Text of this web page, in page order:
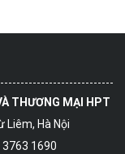
THƯƠNG MẠI HPT
Liêm, Hà Nội
3763 1690